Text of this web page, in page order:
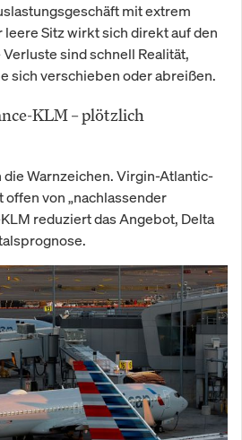
mit extrem
Sitz wirkt sich direkt auf den
sind schnell Realität,
sich verschieben oder abreißen.
KLM – plötzlich
Warnzeichen. Virgin-Atlantic-
offen von „nachlassender
reduziert das Angebot, Delta